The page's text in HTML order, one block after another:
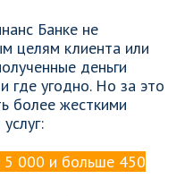
Банке не
целям клиента или
деньги
где угодно. Но за это
более жесткими
5 000 и больше 450